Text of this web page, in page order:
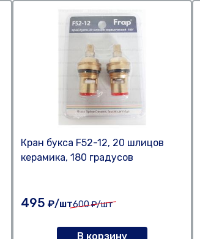
Кран букса F52-12, 20 шлицов
керамика, 180 градусов
495 ₽/шт600₽/шт
В корзину